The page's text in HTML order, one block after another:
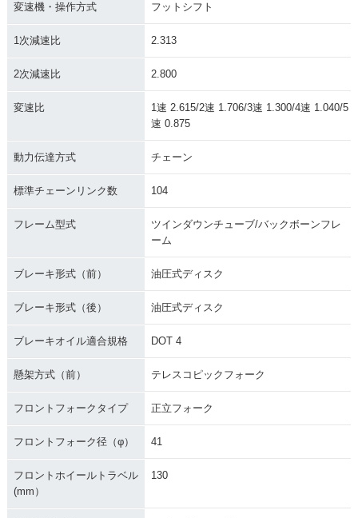
変速機・操作方式 フットシフト
1次減速比 2.313
2次減速比 2.800
変速比
1速 2.615/2速 1.706/3速 1.300/4速 1.040/5
速 0.875
動力伝達方式 チェーン
標準チェーンリンク数 104
フレーム型式
ツインダウンチューブ/バックボーンフレ
ーム
ブレーキ形式（前） 油圧式ディスク
ブレーキ形式（後） 油圧式ディスク
ブレーキオイル適合規格 DOT 4
懸架方式（前） テレスコピックフォーク
フロントフォークタイプ 正立フォーク
フロントフォーク径（φ） 41
フロントホイールトラベル
(mm）
130